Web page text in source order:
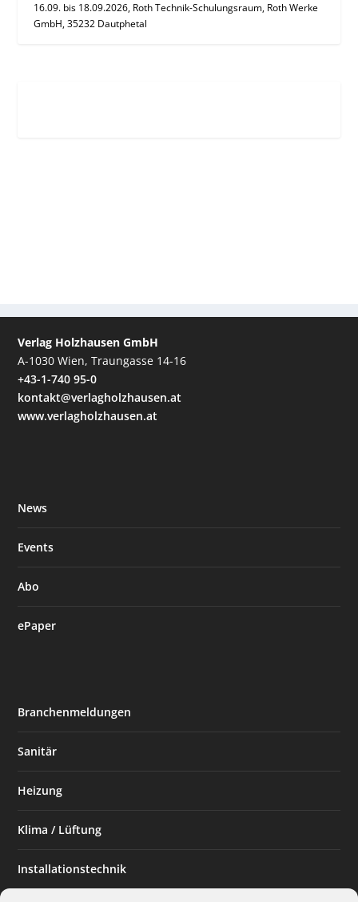
16.09. bis 18.09.2026, Roth Technik-Schulungsraum, Roth Werke
GmbH, 35232 Dautphetal
Verlag Holzhausen GmbH
A-1030 Wien, Traungasse 14-16
+43-1-740 95-0
kontakt@verlagholzhausen.at
www.verlagholzhausen.at
News
Events
Abo
ePaper
Branchenmeldungen
Sanitär
Heizung
Klima / Lüftung
Installationstechnik